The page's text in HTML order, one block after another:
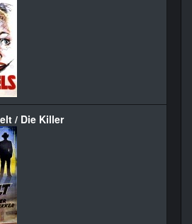
/ Die Killer